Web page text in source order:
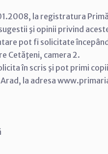
la registratura
şi opinii privind
pot fi solicitate
Cetăţeni, camera 2.
în scris şi pot primi
la adresa